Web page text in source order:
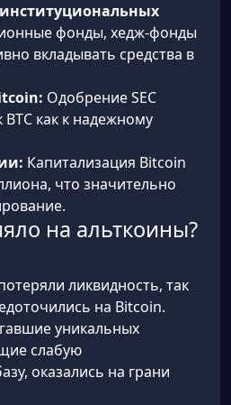
фонды, хедж-фонды
вкладывать средства в
Одобрение SEC
как к надежному
Капитализация Bitcoin
что значительно
на альткоины?
ликвидность, так
на Bitcoin.
уникальных
слабую
оказались на грани